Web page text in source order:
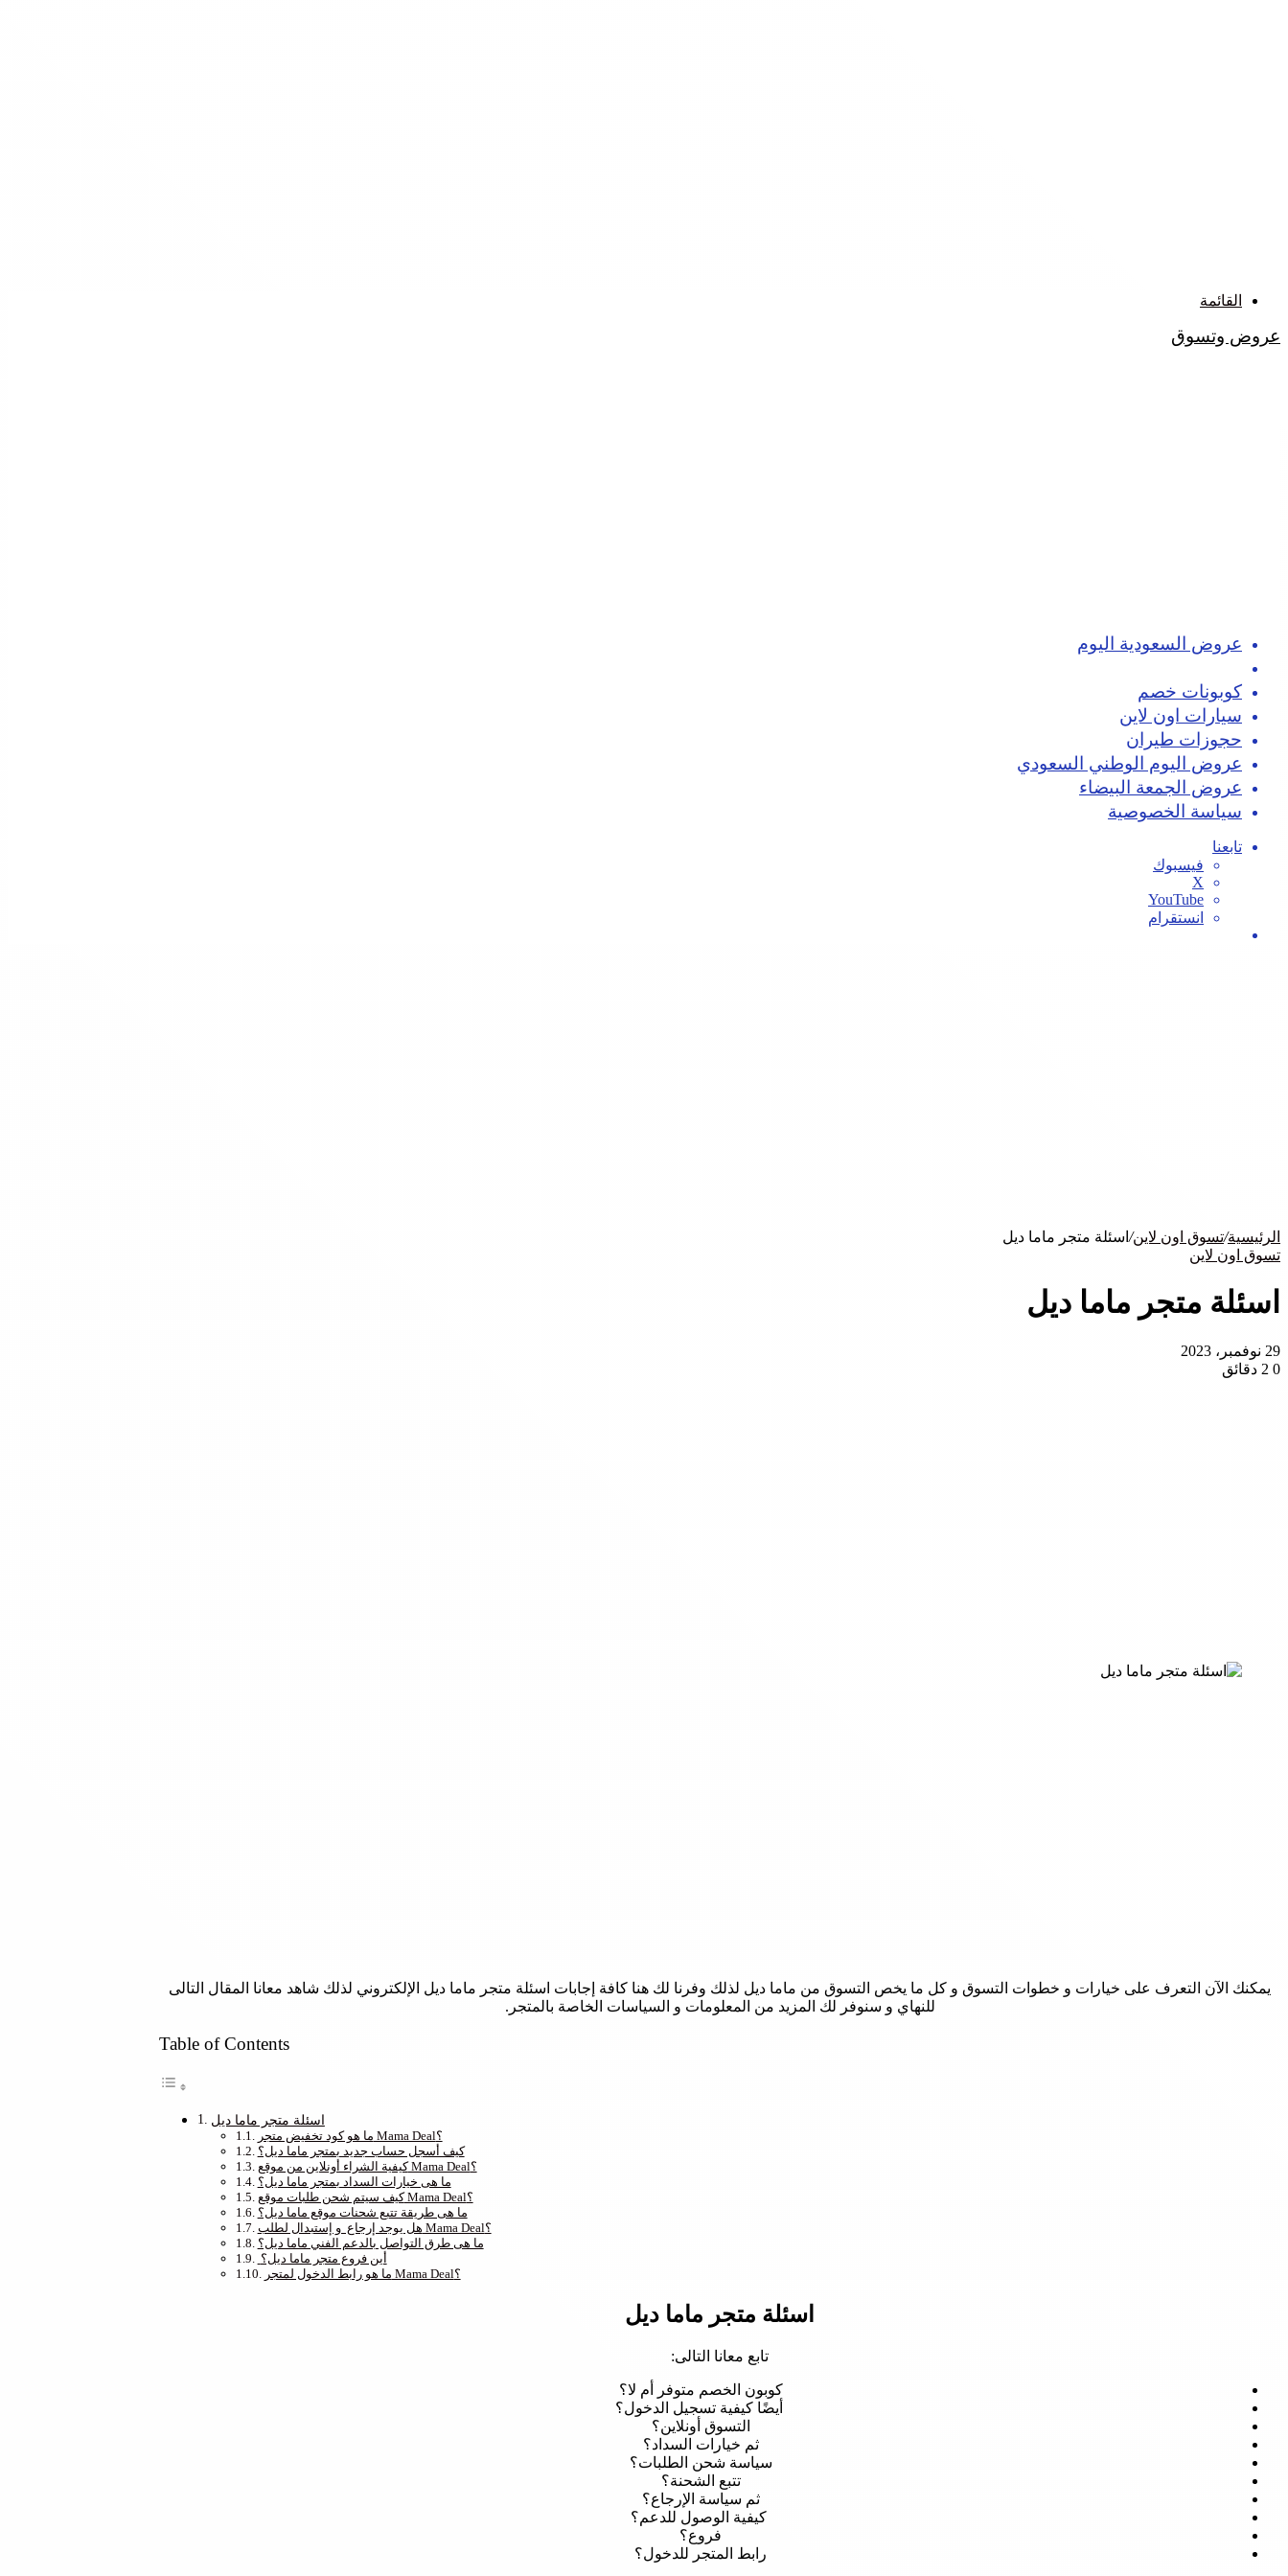
القائمة
عروض وتسوق
عروض السعودية اليوم
كوبونات خصم
سيارات اون لاين
حجوزات طيران
عروض اليوم الوطني السعودي
عروض الجمعة البيضاء
سياسة الخصوصية
تابعنا
فيسبوك
‫X
‫YouTube
انستقرام
الرئيسية/تسوق اون لاين/ اسئلة متجر ماما ديل
تسوق اون لاين
اسئلة متجر ماما ديل
29 نوفمبر، 2023
0
يمكنك الآن التعرف على خيارات و خطوات التسوق و كل ما يخص التسوق من ماما ديل لذلك وفرنا لك هنا كافة إجابات اسئلة متجر ماما ديل الإلكتروني لذلك شاهد معانا المقال التالى
للنهاي و سنوفر لك المزيد من المعلومات و السياسات الخاصة بالمتجر.
Table of Contents
اسئلة متجر ماما ديل
ما هو كود تخفيض متجر Mama Deal؟
كيف أسجل حساب جديد بمتجر ماما ديل؟
كيفية الشراء أونلاين من موقع Mama Deal؟
ما هى خيارات السداد بمتجر ماما ديل؟
كيف سيتم شحن طلبات موقع Mama Deal؟
ما هى طريقة تتبع شحنات موقع ماما ديل؟
هل يوجد إرجاع و إستبدال لطلب Mama Deal؟
ما هى طرق التواصل بالدعم الفني ماما ديل؟
أين فروع متجر ماما ديل؟
ما هو رابط الدخول لمتجر Mama Deal؟
اسئلة متجر ماما ديل
تابع معانا التالى:
كوبون الخصم متوفر أم لا؟
أيضًا كيفية تسجيل الدخول؟
التسوق أونلاين؟
ثم خيارات السداد؟
سياسة شحن الطلبات؟
تتبع الشحنة؟
ثم سياسة الإرجاع؟
كيفية الوصول للدعم؟
فروع؟
رابط المتجر للدخول؟